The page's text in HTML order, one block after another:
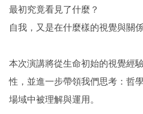
最初究竟看見了什麼？
自我，又是在什麼樣的視覺與關
本次演講將從生命初始的視覺經
性，並進一步帶領我們思考：哲
場域中被理解與運用。